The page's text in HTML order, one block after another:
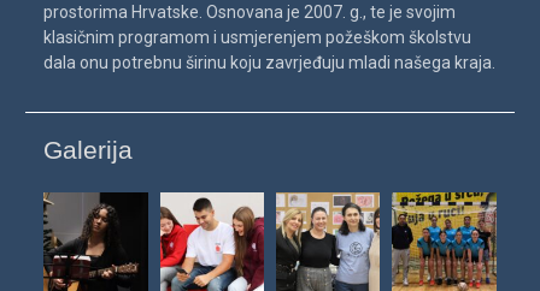
prostorima Hrvatske. Osnovana je 2007. g., te je svojim
klasičnim programom i usmjerenjem požeškom školstvu
dala onu potrebnu širinu koju zavrjeđuju mladi našega kraja.
Galerija